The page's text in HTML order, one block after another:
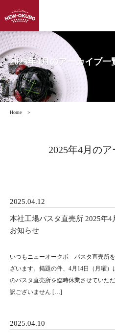
2025年4月のアーカイブ一
Home ＞
2025年4月の
2025.04.12
本社工場パスタ直売所 2025年
お知らせ
いつもニューオークボ パスタ直売所
ざいます。掲題の件、4月14日（月曜
のパスタ直売所を臨時休業させていた
訳ございません […]
2025.04.10